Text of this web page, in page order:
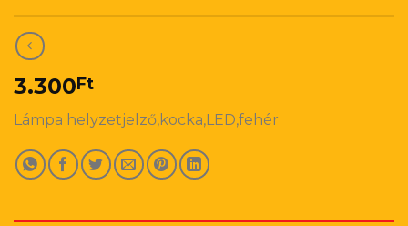
3.300Ft
Lámpa helyzetjelző,kocka,LED,fehér